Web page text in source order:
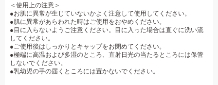
＜使用上の注意＞
●お肌に異常が生じていないかよく注意して使用してください。
●肌に異常があらわれた時はご使用をおやめください。
●目に入らないようご注意ください。目に入った場合は直ぐに洗い流
してください。
●ご使用後はしっかりとキャップをお閉めてください。
●極端に高温および多湿のところ、直射日光の当たるところには保管
しないでください。
●乳幼児の手の届くところには置かないでください。